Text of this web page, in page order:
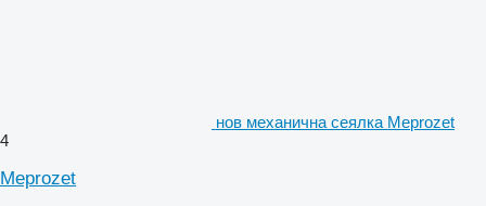
нов механична сеялка Meprozet
4
Meprozet